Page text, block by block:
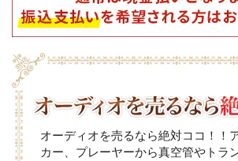
オーディオを売るなら絶対ココ！！
カー、プレーヤーから真空管やトラ